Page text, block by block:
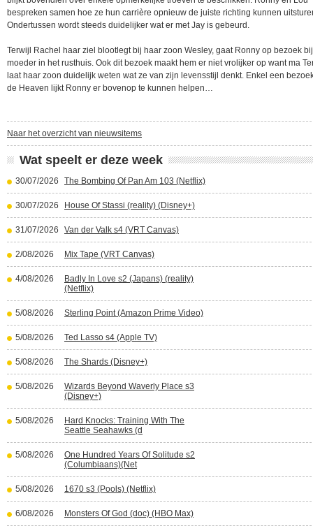
bespreken samen hoe ze hun carrière opnieuw de juiste richting kunnen
Ondertussen wordt steeds duidelijker wat er met Jay is gebeurd.
Terwijl Rachel haar ziel blootlegt bij haar zoon Wesley, gaat Ronny op bezoek
moeder in het rusthuis. Ook dit bezoek maakt hem er niet vrolijker op want ma
laat haar zoon duidelijk weten wat ze van zijn levensstijl denkt. Enkel een
de Heaven lijkt Ronny er bovenop te kunnen helpen…
Naar het overzicht van nieuwsitems
Wat speelt er deze week
30/07/2026 The Bombing Of Pan Am 103 (Netflix)
30/07/2026 House Of Stassi (reality) (Disney+)
31/07/2026 Van der Valk s4 (VRT Canvas)
2/08/2026 Mix Tape (VRT Canvas)
4/08/2026
Badly In Love s2 (Japans) (reality)
(Netflix)
5/08/2026 Sterling Point (Amazon Prime Video)
5/08/2026 Ted Lasso s4 (Apple TV)
5/08/2026 The Shards (Disney+)
5/08/2026
Wizards Beyond Waverly Place s3
(Disney+)
5/08/2026
Hard Knocks: Training With The
Seattle Seahawks (d
5/08/2026
One Hundred Years Of Solitude s2
(Columbiaans)(Net
5/08/2026 1670 s3 (Pools) (Netflix)
6/08/2026 Monsters Of God (doc) (HBO Max)